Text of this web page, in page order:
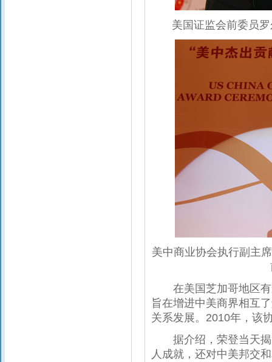
美国证监会前委员
美中商业协会执行副主
在美国芝加哥地区有
旨在增进中美商界相互
关系发展。2010年，该
据介绍，荣登当天揭
人成就，还对中美邦交